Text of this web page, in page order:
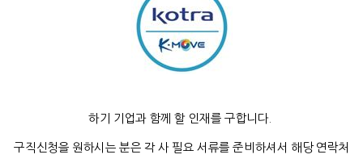
하기 기업과 함께 할 인재를 구합니다.
구직신청을 원하시는 분은 각 사 필요 서류를 준비하셔서 해당 연락처